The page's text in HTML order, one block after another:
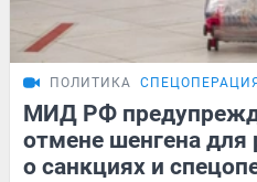
ПОЛИТИКА
МИД РФ
отмене шенгена для
о санкциях и